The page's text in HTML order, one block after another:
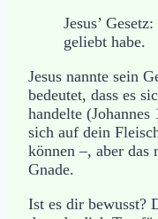
Jesus’
geliebt habe.
Jesus nannte sein
bedeutet, dass es
handelte
sich auf dein
können –, aber das
Gnade.
Ist es dir bewusst?